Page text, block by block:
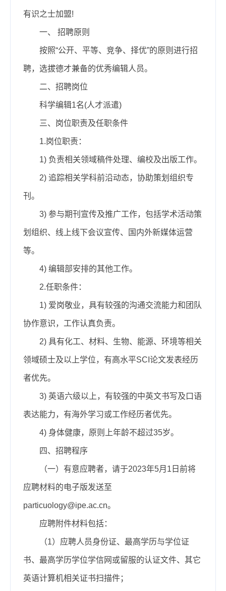
有识之士加盟!
一、 招聘原则
按照“公开、平等、竞争、择优”的原则进行招
聘，选拔德才兼备的优秀编辑人员。
二、招聘岗位
科学编辑1名(人才派遣)
三、岗位职责及任职条件
1.岗位职责：
1) 负责相关领域稿件处理、编校及出版工作。
2) 追踪相关学科前沿动态，协助策划组织专
刊。
3) 参与期刊宣传及推广工作，包括学术活动策
划组织、线上线下会议宣传、国内外新媒体运营
等。
4) 编辑部安排的其他工作。
2.任职条件：
1) 爱岗敬业，具有较强的沟通交流能力和团队
协作意识，工作认真负责。
2) 具有化工、材料、生物、能源、环境等相关
领域硕士及以上学位，有高水平SCI论文发表经历
者优先。
3) 英语六级以上，有较强的中英文书写及口语
表达能力，有海外学习或工作经历者优先。
4) 身体健康，原则上年龄不超过35岁。
四、招聘程序
（一）有意应聘者，请于2023年5月 1 日前将
应聘材料的电子版发送至
particuology@ipe.ac.cn。
应聘附件材料包括：
（1）应聘人员身份证、最高学历与学位证
书、最高学历学位学信网或留服的认证文件、其它
英语计算机相关证书扫描件；